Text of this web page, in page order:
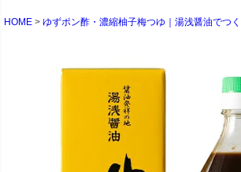
HOME ゆずポン酢・濃縮柚子梅つゆ｜湯浅醤油でつ